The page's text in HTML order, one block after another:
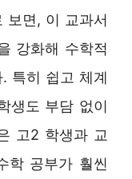
보면, 이 교과서
강화해 수학적
특히 쉽고 체계
생도 부담 없이
고2 학생과 교
학 공부가 훨씬